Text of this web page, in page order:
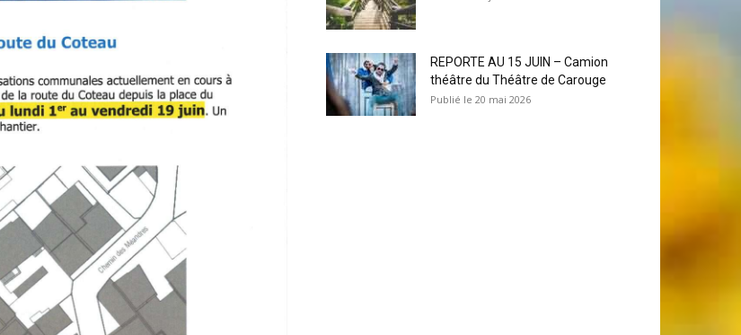
REPORTE AU 15 JUIN – Camion
théâtre du Théâtre de Carouge
20 mai 2026